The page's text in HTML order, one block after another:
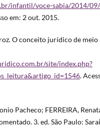
infantil/voce-sabia/2014/
em: 2 out. 2015.
O conceito jurídico de
site/index.php?
.
Pacheco; FERREIRA,
3. ed. São Paulo: